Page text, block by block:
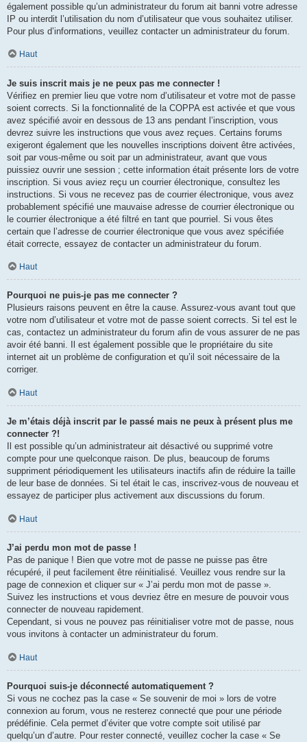
également possible qu’un administrateur du forum ait banni votre adresse
IP ou interdit l’utilisation du nom d’utilisateur que vous souhaitez utiliser.
Pour plus d’informations, veuillez contacter un administrateur du forum.
Haut
Je suis inscrit mais je ne peux pas me connecter !
Vérifiez en premier lieu que votre nom d’utilisateur et votre mot de passe
soient corrects. Si la fonctionnalité de la COPPA est activée et que vous
avez spécifié avoir en dessous de 13 ans pendant l’inscription, vous
devrez suivre les instructions que vous avez reçues. Certains forums
exigeront également que les nouvelles inscriptions doivent être activées,
soit par vous-même ou soit par un administrateur, avant que vous
puissiez ouvrir une session ; cette information était présente lors de votre
inscription. Si vous aviez reçu un courrier électronique, consultez les
instructions. Si vous ne recevez pas de courrier électronique, vous avez
probablement spécifié une mauvaise adresse de courrier électronique ou
le courrier électronique a été filtré en tant que pourriel. Si vous êtes
certain que l’adresse de courrier électronique que vous avez spécifiée
était correcte, essayez de contacter un administrateur du forum.
Haut
Pourquoi ne puis-je pas me connecter ?
Plusieurs raisons peuvent en être la cause. Assurez-vous avant tout que
votre nom d’utilisateur et votre mot de passe soient corrects. Si tel est le
cas, contactez un administrateur du forum afin de vous assurer de ne pas
avoir été banni. Il est également possible que le propriétaire du site
internet ait un problème de configuration et qu’il soit nécessaire de la
corriger.
Haut
Je m’étais déjà inscrit par le passé mais ne peux à présent plus me
connecter ?!
Il est possible qu’un administrateur ait désactivé ou supprimé votre
compte pour une quelconque raison. De plus, beaucoup de forums
suppriment périodiquement les utilisateurs inactifs afin de réduire la taille
de leur base de données. Si tel était le cas, inscrivez-vous de nouveau et
essayez de participer plus activement aux discussions du forum.
Haut
J’ai perdu mon mot de passe !
Pas de panique ! Bien que votre mot de passe ne puisse pas être
récupéré, il peut facilement être réinitialisé. Veuillez vous rendre sur la
page de connexion et cliquer sur « J’ai perdu mon mot de passe ».
Suivez les instructions et vous devriez être en mesure de pouvoir vous
connecter de nouveau rapidement.
Cependant, si vous ne pouvez pas réinitialiser votre mot de passe, nous
vous invitons à contacter un administrateur du forum.
Haut
Pourquoi suis-je déconnecté automatiquement ?
Si vous ne cochez pas la case « Se souvenir de moi » lors de votre
connexion au forum, vous ne resterez connecté que pour une période
prédéfinie. Cela permet d’éviter que votre compte soit utilisé par
quelqu’un d’autre. Pour rester connecté, veuillez cocher la case « Se